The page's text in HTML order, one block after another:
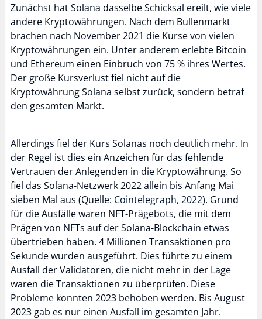
Zunächst hat Solana dasselbe Schicksal ereilt, wie viele
andere Kryptowährungen. Nach dem Bullenmarkt
brachen nach November 2021 die Kurse von vielen
Kryptowährungen ein. Unter anderem erlebte Bitcoin
und Ethereum einen Einbruch von 75 % ihres Wertes.
Der große Kursverlust fiel nicht auf die
Kryptowährung Solana selbst zurück, sondern betraf
den gesamten Markt.
Allerdings fiel der Kurs Solanas noch deutlich mehr. In
der Regel ist dies ein Anzeichen für das fehlende
Vertrauen der Anlegenden in die Kryptowährung. So
fiel das Solana-Netzwerk 2022 allein bis Anfang Mai
sieben Mal aus (Quelle: Cointelegraph, 2022). Grund
für die Ausfälle waren NFT-Prägebots, die mit dem
Prägen von NFTs auf der Solana-Blockchain etwas
übertrieben haben. 4 Millionen Transaktionen pro
Sekunde wurden ausgeführt. Dies führte zu einem
Ausfall der Validatoren, die nicht mehr in der Lage
waren die Transaktionen zu überprüfen. Diese
Probleme konnten 2023 behoben werden. Bis August
2023 gab es nur einen Ausfall im gesamten Jahr.